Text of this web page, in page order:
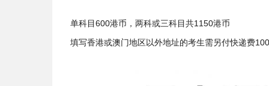
单科目600港币，两科或三科目共1150港币
填写香港或澳门地区以外地址的考生需另付快递费